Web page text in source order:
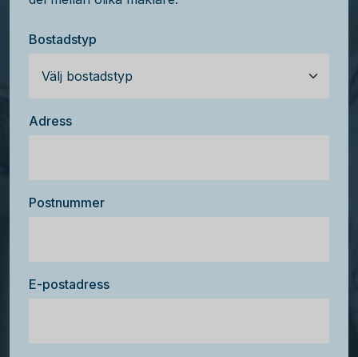
Bostadstyp
Adress
Postnummer
E-postadress